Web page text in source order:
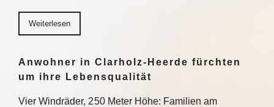
Weiterlesen
Anwohner in Clarholz-Heerde fürchten
um ihre Lebensqualität
Vier Windräder, 250 Meter Höhe: Familien am